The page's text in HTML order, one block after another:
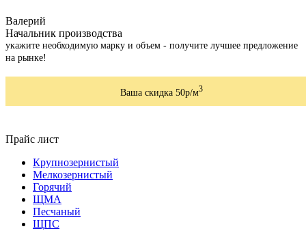
Валерий
Начальник производства
укажите необходимую марку и объем - получите лучшее предложение
на рынке!
Ваша скидка 50р/м3
Прайс лист
Крупнозернистый
Мелкозернистый
Горячий
ЩМА
Песчаный
ЩПС